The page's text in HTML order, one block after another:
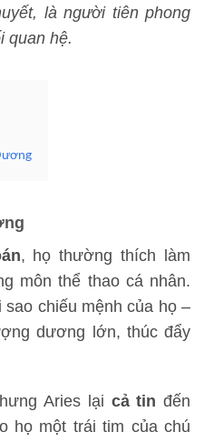
là người tiên phong
quan hệ.
, họ thường thích làm
môn thể thao cá nhân.
chiếu mệnh của họ –
dương lớn, thúc đẩy
Aries lại cả tin đến
họ một trái tim của chú